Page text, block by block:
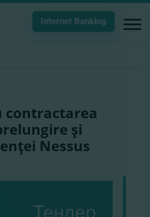
Internet Banking
contractarea
şi
Nessus